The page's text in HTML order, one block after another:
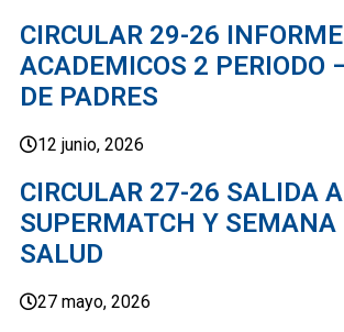
CIRCULAR 29-26
ACADEMICOS 2 PERIODO
DE PADRES
12 junio, 2026
CIRCULAR 27-26 SALIDA A
SUPERMATCH Y SEMANA
SALUD
27 mayo, 2026